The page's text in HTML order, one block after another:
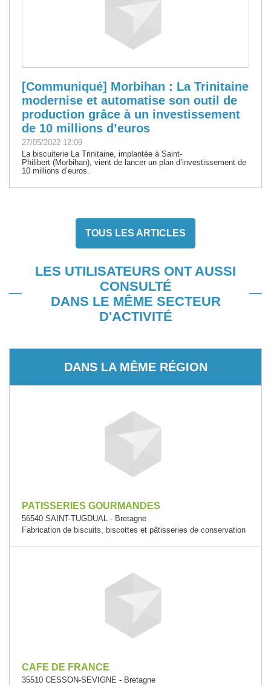
[Communiqué] Morbihan : La Trinitaine
modernise et automatise son outil de
production grâce à un investissement
de 10 millions d’euros
27/05/2022 12:09
La biscuiterie La Trinitaine, implantée à Saint-
Philibert (Morbihan), vient de lancer un plan d’investissement de
10 millions d’euros.
TOUS LES ARTICLES
LES UTILISATEURS ONT AUSSI
CONSULTÉ
DANS LE MÊME SECTEUR
D'ACTIVITÉ
DANS LA MÊME RÉGION
PATISSERIES GOURMANDES
56540 SAINT-TUGDUAL - Bretagne
Fabrication de biscuits, biscottes et pâtisseries de conservation
CAFE DE FRANCE
35510 CESSON-SEVIGNE - Bretagne